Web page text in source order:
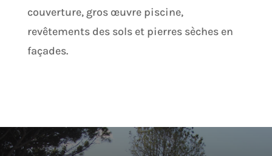
couverture, gros œuvre piscine,
revêtements des sols et pierres sèches en
façades.